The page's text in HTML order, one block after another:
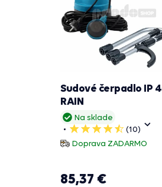
Na sklade
5
hviezdičiek
(10)
Doprava ZADARMO
Sudové čerpadlo IP
RAIN
85,37 €